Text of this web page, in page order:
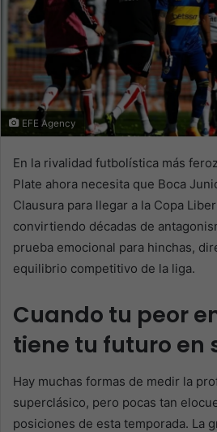
EFE Agency
En la rivalidad futbolística más
Plate ahora necesita que Boca
Clausura para llegar a la Copa
convirtiendo décadas de
prueba emocional para hinchas,
equilibrio competitivo de la liga.
Cuando tu peor
tiene tu futuro en
Hay muchas formas de medir la
superclásico, pero pocas tan
posiciones de esta temporada. La